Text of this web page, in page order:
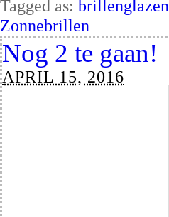
Tagged as: brillenglazen
Zonnebrillen
Nog 2 te gaan!
APRIL 15, 2016